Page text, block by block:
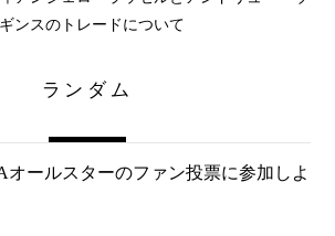
ンスのトレードについて
ランダム
オールスターのファン投票に参加しよ